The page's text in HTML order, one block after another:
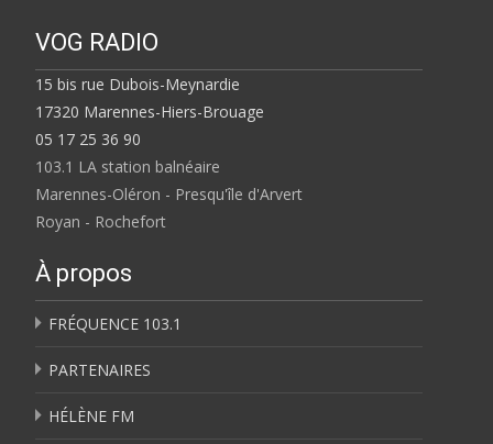
VOG RADIO
15 bis rue Dubois-Meynardie
17320 Marennes-Hiers-Brouage
05 17 25 36 90
103.1 LA station balnéaire
Marennes-Oléron - Presqu'île d'Arvert
Royan - Rochefort
À propos
FRÉQUENCE 103.1
PARTENAIRES
HÉLÈNE FM